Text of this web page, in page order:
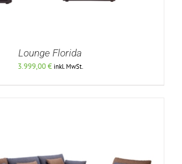
Lounge Florida
3.999,00€ inkl. MwSt.